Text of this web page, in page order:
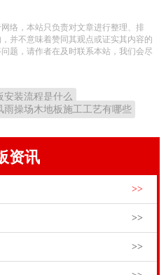
的要求。而且国产品牌运动
运动木地板设计到安装和售
地板厂家，一站式服务全程
板色差不是质量问题，恰恰
周期多长，
运动木地板价格
关系。现在随着这种运动地
时候所采取的加工工艺不同
络，本站只负责对文章进行整理、排
并不意味着赞同其观点或证实其内容的
题，请作者在及时联系本站，我们会尽
安装流程是什么
雨操场木地板施工工艺有哪些
资讯
>>
>>
>>